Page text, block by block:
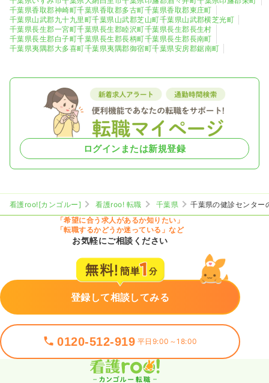
匝瑳市 0 香取市 0
山武市 0 いすみ市 0
千葉県香取郡神崎町千葉県香取郡多古町千葉県香取郡東庄町
千葉県山武郡九十九里町千葉県山武郡芝山町千葉県山武郡横芝光町
千葉県長生郡一宮町千葉県長生郡睦沢町千葉県長生郡長生村
千葉県長生郡白子町千葉県長生郡長柄町千葉県長生郡長南町
千葉県夷隅郡大多喜町千葉県夷隅郡御宿町千葉県安房郡鋸南町
ログインまたは新規登録
看護roo![カンゴルー] 看護roo! 転職 千葉県
千葉県の健診センター
「希望に合う求人があるか知りたい」
「転職するかどうか迷っている」など
お気軽にご相談ください
登録して相談してみる
0120-512-919 平日9:00～18:00